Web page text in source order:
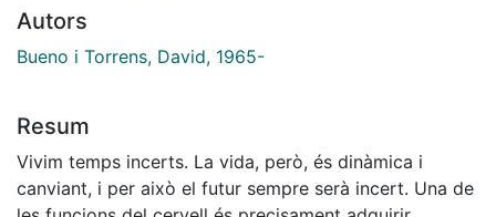
Autors
Bueno i Torrens, David, 1965-
Resum
Vivim temps incerts. La vida, però, és dinàmica i
canviant, i per això el futur sempre serà incert. Una de